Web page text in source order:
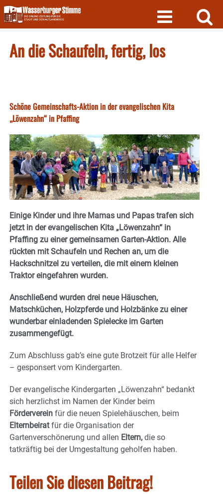
Skip
to
content
An die Schaufeln, fertig, los
Schöne Gemeinschafts-Aktion in der evangelischen Kita
„Löwenzahn“ in Pfaffing
Einige Kinder und ihre Mamas und Papas trafen sich
jetzt in der evangelischen Kita „Löwenzahn“ in
Pfaffing zu einer gemeinsamen Garten-Aktion. Alle
rückten mit Schaufeln und Rechen an, um die
Hackschnitzel zu verteilen, die mit einem kleinen
Traktor eingefahren wurden.
Anschließend wurden drei neue Häuschen,
Matschküchen, Holzpferde und Holzbänke zu einer
wunderbar einladenden Spielecke im Garten
zusammengefügt.
Zum Abschluss gab’s eine gute Brotzeit für alle Helfer
– gesponsert vom Kindergarten.
Der evangelische Kindergarten „Löwenzahn“ bedankt
sich herzlichst im Namen der Kinder beim
Förderverein für die neuen Spielehäuschen, beim
Elternbeiratfür die Organisation der
Gartenverschönerung und allen Eltern, die so
tatkräftig bei der Umgestaltung geholfen haben.
Teilen Sie diesen Beitrag!